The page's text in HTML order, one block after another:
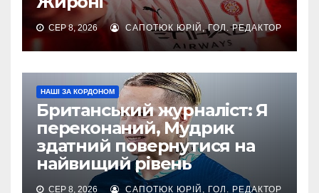
СЕР 8, 2026 САПОТЮК ЮРІЙ, ГОЛ. РЕДАКТОР
НАШІ ЗА КОРДОНОМ
Британський журналіст: Я
переконаний, Мудрик
здатний повернутися на
найвищий рівень
СЕР 8, 2026 САПОТЮК ЮРІЙ, ГОЛ. РЕДАКТОР